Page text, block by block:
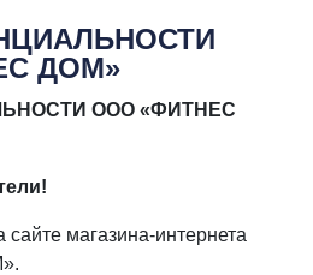
ДОМ»
ООО «ФИТНЕС
магазина-интернета